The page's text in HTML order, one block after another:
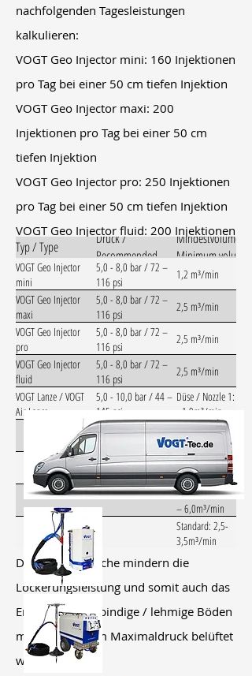
nachfolgenden Tagesleistungen
kalkulieren:
VOGT Geo Injector mini: 160 Injektionen
pro Tag bei einer 50 cm tiefen Injektion
VOGT Geo Injector maxi: 200
Injektionen pro Tag bei einer 50 cm
tiefen Injektion
VOGT Geo Injector pro: 250 Injektionen
pro Tag bei einer 50 cm tiefen Injektion
VOGT Geo Injector fluid: 200 Injektionen
pro Tag bei einer 50 cm tiefen Injektion
4. Welche Luftmenge
und welcher
Kompressor wird
benötigt?
Eine effektive Bodenbelüftung wird
durch zwei Faktoren beeinflusst. Auf
den Boden angepasster Injektionsdruck
in Kombination mit ausreichendem
Lockerungsvolumen. Ein zu klein
dimensionierter Kompressor und / oder
zu klein dimensionierte
Druckluftschläuche mindern die
Lockerungsleistung und somit auch das
Ergebnis. Stark bindige / lehmige Böden
müssen mit dem Maximaldruck belüftet
werden.
Typ / Type
Druck /
Recommended
pressure
Mindestvolumen /
Minimum volume
VOGT Geo Injector
mini
5,0 - 8,0 bar / 72 –
116 psi
1,2 m³/min
VOGT Geo Injector
maxi
5,0 - 8,0 bar / 72 –
116 psi
2,5 m³/min
VOGT Geo Injector
pro
5,0 - 8,0 bar / 72 –
116 psi
2,5 m³/min
VOGT Geo Injector
fluid
5,0 - 8,0 bar / 72 –
116 psi
2,5 m³/min
VOGT Lanze / VOGT
Air Lance
5,0 - 10,0 bar / 44 –
145 psi
Düse / Nozzle 1: 1,5
–1,9m³/min
Düse / Nozzle 2: 2,0
– 2,9m³/min
Düse / Nozzle 3: 3,0
– 3,9m³/min
Düse / Nozzle 4: 4,0
– 6,0m³/min
Standard: 2,5-
3,5m³/min